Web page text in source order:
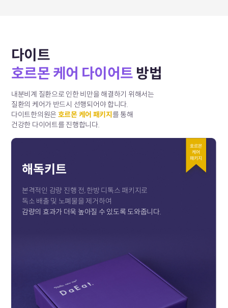
다이트
호르몬 케어 다이어트 방법
내분비계 질환으로 인한 비만을 해결하기 위해서는
질환의 케어가 반드시 선행되어야 합니다.
다이트한의원은호르몬 케어 패키지를 통해
건강한 다이어트를 진행합니다.
호르몬
케어
패키지
해독키트
본격적인 감량 진행 전, 한방 디톡스 패키지로
독소 배출 및 노폐물을 제거하여
감량의 효과가 더욱 높아질 수 있도록 도와줍니다.